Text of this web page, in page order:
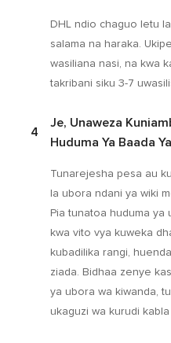
DHL ndio chaguo letu
salama na haraka.
wasiliana nasi, na kwa
takribani siku 3-7
4
Je, Unaweza
Huduma Ya Baada
Tunarejesha pesa au
la ubora ndani ya wiki
Pia tunatoa huduma ya
kwa vito vya kuweka
kubadilika rangi,
ziada. Bidhaa zenye
ya ubora wa kiwanda,
ukaguzi wa kurudi